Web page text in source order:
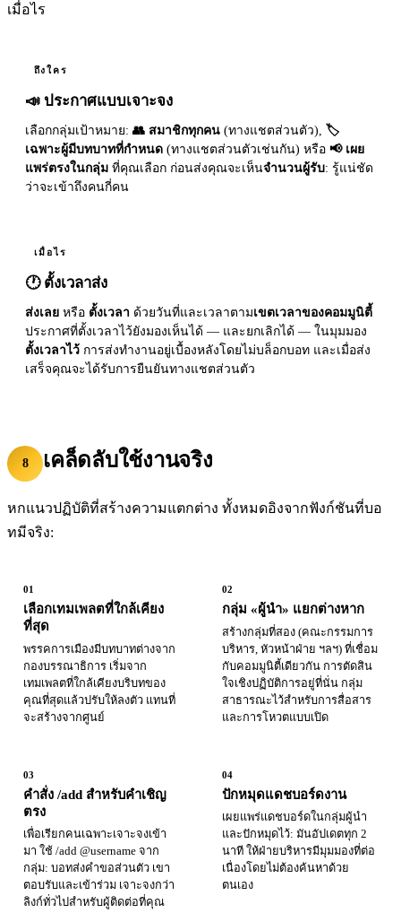
เมื่อไร
ถึงใคร
📣 ประกาศแบบเจาะจง
เลือกกลุ่มเป้าหมาย: 👥 สมาชิกทุกคน (ทางแชตส่วนตัว), 🏷
เฉพาะผู้มีบทบาทที่กำหนด (ทางแชตส่วนตัวเช่นกัน) หรือ 📢 เผย
แพร่ตรงในกลุ่ม ที่คุณเลือก ก่อนส่งคุณจะเห็นจำนวนผู้รับ: รู้แน่ชัด
ว่าจะเข้าถึงคนกี่คน
เมื่อไร
🕐 ตั้งเวลาส่ง
ส่งเลย หรือ ตั้งเวลา ด้วยวันที่และเวลาตามเขตเวลาของคอมมูนิตี้
ประกาศที่ตั้งเวลาไว้ยังมองเห็นได้ — และยกเลิกได้ — ในมุมมอง
ตั้งเวลาไว้ การส่งทำงานอยู่เบื้องหลังโดยไม่บล็อกบอท และเมื่อส่ง
เสร็จคุณจะได้รับการยืนยันทางแชตส่วนตัว
8 เคล็ดลับใช้งานจริง
หกแนวปฏิบัติที่สร้างความแตกต่าง ทั้งหมดอิงจากฟังก์ชันที่บอ
ทมีจริง:
01
เลือกเทมเพลตที่ใกล้เคียง
ที่สุด
พรรคการเมืองมีบทบาทต่างจาก
กองบรรณาธิการ เริ่มจาก
เทมเพลตที่ใกล้เคียงบริบทของ
คุณที่สุดแล้วปรับให้ลงตัว แทนที่
จะสร้างจากศูนย์
02
กลุ่ม «ผู้นำ» แยกต่างหาก
สร้างกลุ่มที่สอง (คณะกรรมการ
บริหาร, หัวหน้าฝ่าย ฯลฯ) ที่เชื่อม
กับคอมมูนิตี้เดียวกัน การตัดสิน
ใจเชิงปฏิบัติการอยู่ที่นั่น กลุ่ม
สาธารณะไว้สำหรับการสื่อสาร
และการโหวตแบบเปิด
03
คำสั่ง /add สำหรับคำเชิญ
ตรง
เพื่อเรียกคนเฉพาะเจาะจงเข้า
มา ใช้ /add @username จาก
กลุ่ม: บอทส่งคำขอส่วนตัว เขา
ตอบรับและเข้าร่วม เจาะจงกว่า
ลิงก์ทั่วไปสำหรับผู้ติดต่อที่คุณ
04
ปักหมุดแดชบอร์ดงาน
เผยแพร่แดชบอร์ดในกลุ่มผู้นำ
และปักหมุดไว้: มันอัปเดตทุก 2
นาที ให้ฝ่ายบริหารมีมุมมองที่ต่อ
เนื่องโดยไม่ต้องค้นหาด้วย
ตนเอง